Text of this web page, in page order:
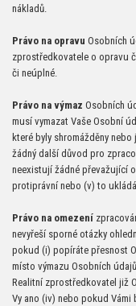
nákladů.
Právo na opravu Osobních
zprostředkovatele o opravu
či neúplné.
Právo na výmaz Osobních
musí vymazat Vaše Osobní
které byly shromážděny
žádný další důvod pro
neexistují žádné převažující
protiprávní nebo (v) to
Právo na omezení
nevyřeší sporné otázky
pokud (i) popíráte přesnost
místo výmazu Osobních
Realitní zprostředkovatel již
Vy ano (iv) nebo pokud Vámi